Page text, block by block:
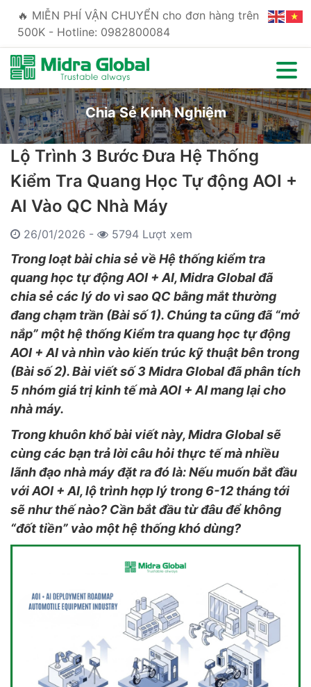
🔥 MIỄN PHÍ VẬN CHUYỂN cho đơn hàng trên
500K - Hotline: 0982800084
Chia Sẻ Kinh Nghiệm
Lộ Trình 3 Bước Đưa Hệ Thống
Kiểm Tra Quang Học Tự động AOI +
AI Vào QC Nhà Máy
26/01/2026 - 5794 Lượt xem
Trong loạt bài chia sẻ về Hệ thống kiểm tra
quang học tự động AOI + AI, Midra Global đã
chia sẻ các lý do vì sao QC bằng mắt thường
đang chạm trần (Bài số 1). Chúng ta cũng đã “mở
nắp” một hệ thống Kiểm tra quang học tự động
AOI + AI và nhìn vào kiến trúc kỹ thuật bên trong
(Bài số 2). Bài viết số 3 Midra Global đã phân tích
5 nhóm giá trị kinh tế mà AOI + AI mang lại cho
nhà máy.
Trong khuôn khổ bài viết này, Midra Global sẽ
cùng các bạn trả lời câu hỏi thực tế mà nhiều
lãnh đạo nhà máy đặt ra đó là: Nếu muốn bắt đầu
với AOI + AI, lộ trình hợp lý trong 6-12 tháng tới
sẽ như thế nào? Cần bắt đầu từ đâu để không
“đốt tiền” vào một hệ thống khó dùng?